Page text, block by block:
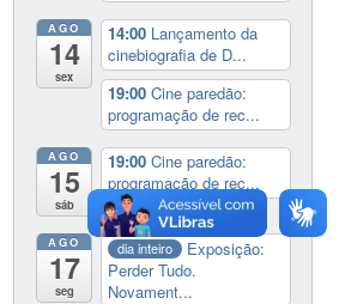
AGO
14
sex
14:00 Lançamento da
cinebiografia de D...
19:00Cine paredão:
programação de rec...
AGO
15
sáb
19:00Cine paredão:
programação de rec...
AGO
17
seg
dia inteiro
Exposição:
Perder Tudo.
Novament...